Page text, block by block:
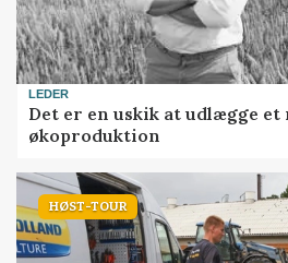
LEDER
Det er en uskik at udlægge
økoproduktion
HØST-TOUR